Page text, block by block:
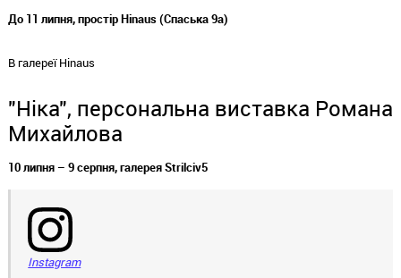
До 11 липня, простір Hinaus (Спаська 9а)
В галереї Hinaus
"Ніка", персональна виставка Романа
Михайлова
10 липня – 9 серпня, галерея Strilciv5
Instagram